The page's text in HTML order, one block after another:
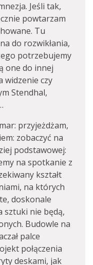
Jeśli tak,
powtarzam
Tu
do rozwikłania,
potrzebujemy
one do innej
widzenie czy
Stendhal,
przyjeżdżam,
zobaczyć na
podstawowej:
na spotkanie z
kształt
na których
doskonale
sztuki nie będą,
Budowle na
palce
połączenia
deskami, jak